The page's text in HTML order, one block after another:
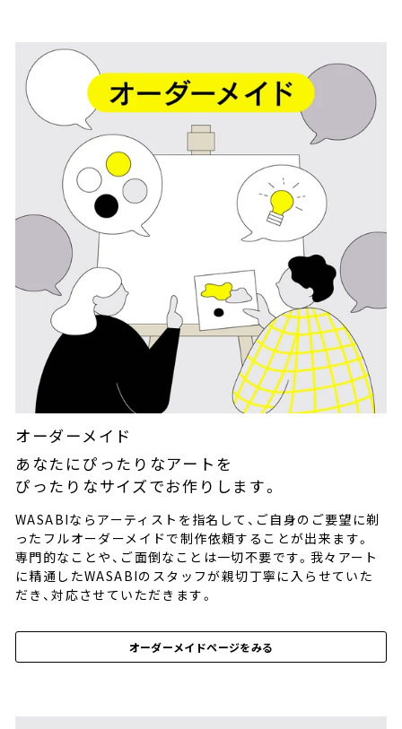
オーダーメイド
あなたにぴったりなアートを
ぴったりなサイズでお作りします。
WASABIならアーティストを指名して、ご自身のご要望に剃
ったフルオーダーメイドで制作依頼することが出来ます。
専門的なことや、ご面倒なことは一切不要です。我々アート
に精通したWASABIのスタッフが親切丁寧に入らせていた
だき、対応させていただきます。
オーダーメイドページをみる